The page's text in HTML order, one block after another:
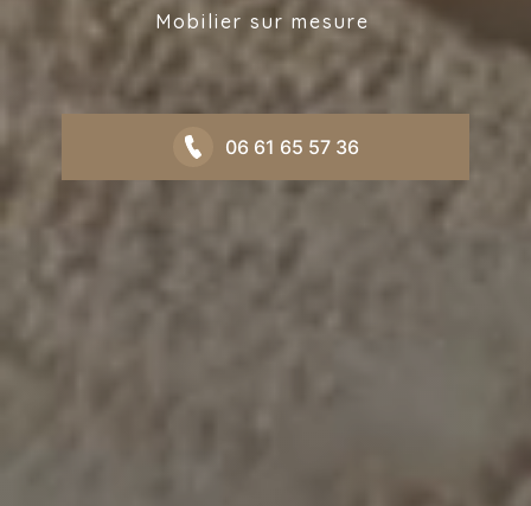
Mobilier sur mesure
06 61 65 57 36